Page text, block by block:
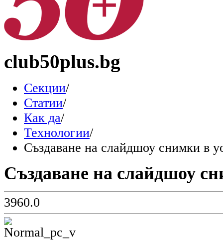
club50plus.bg
Секции/
Статии/
Как да/
Технологии/
Създаване на слайдшоу снимки в
Създаване на слайдшоу
3960.0